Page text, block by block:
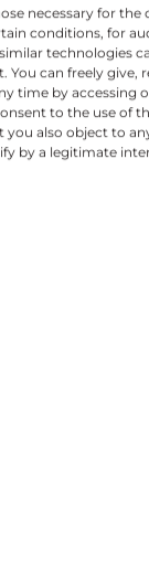
son
nous
apporter
de
necessary for the
conditions, for
technologies
You can freely give,
time by accessing
to the use of
you also object to
by a legitimate